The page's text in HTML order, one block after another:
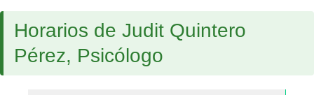
Horarios de Judit Quintero
Pérez, Psicólogo